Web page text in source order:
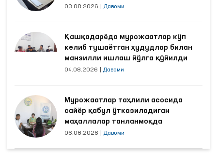
яхшиланди
03.08.2026 Давоми
Қашқадарёда мурожаатлар кўп
келиб тушаётган ҳудудлар билан
манзилли ишлаш йўлга қўйилди
04.08.2026 Давоми
Мурожаатлар таҳлили асосида
сайёр қабул ўтказиладиган
маҳаллалар танланмоқда
06.08.2026 Давоми